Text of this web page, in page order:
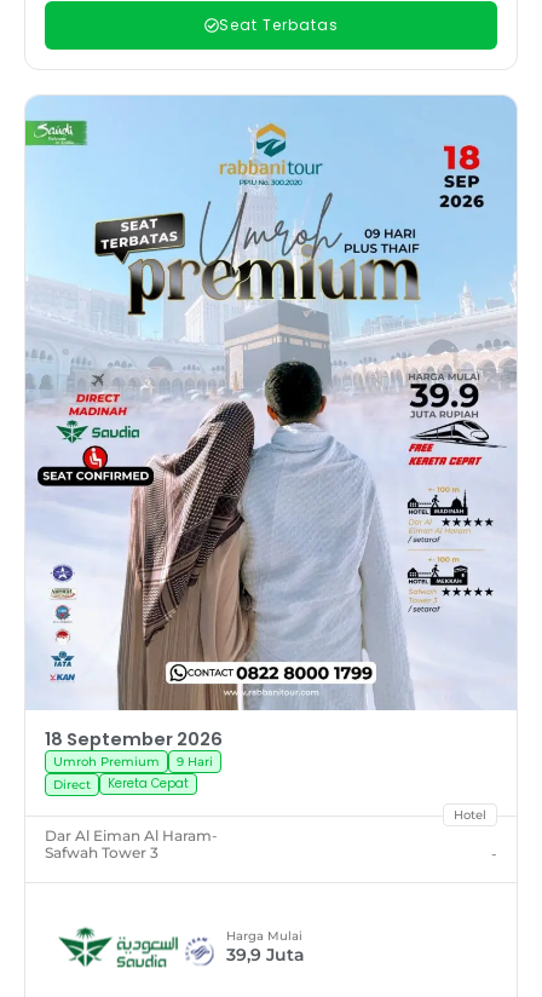
Seat Terbatas
18 September 2026
Umroh Premium
9 Hari
Direct
Kereta Cepat
Hotel
Dar Al Eiman Al Haram-
Safwah Tower 3
-
Harga Mulai
39,9 Juta